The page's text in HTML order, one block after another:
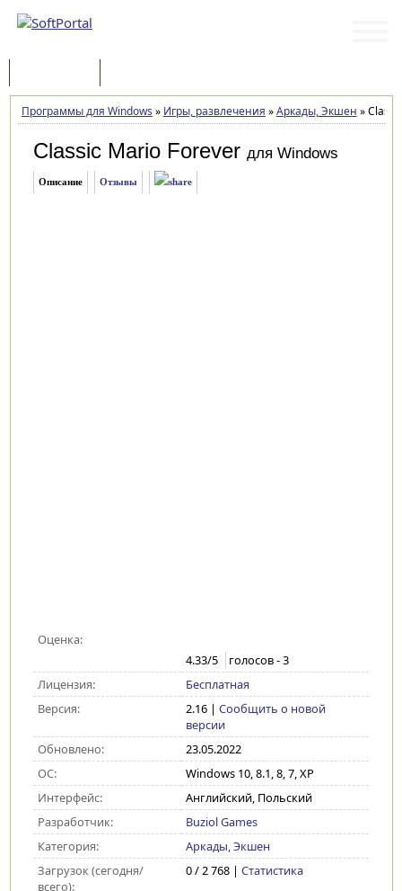
Программы для Windows » Игры, развлечения »Аркады, Экшен »
Classic Mario Forever для Windows
Описание Отзывы
Оценка:
4.33/5 голосов -3
Лицензия:
Бесплатная
Версия:
2.16| Сообщить о новой
версии
Обновлено:
23.05.2022
ОС:
Windows 10, 8.1, 8, 7, XP
Интерфейс:
Английский, Польский
Разработчик:
Buziol Games
Категория:
Аркады, Экшен
Загрузок (сегодня/
всего):
0 / 2 768 | Статистика